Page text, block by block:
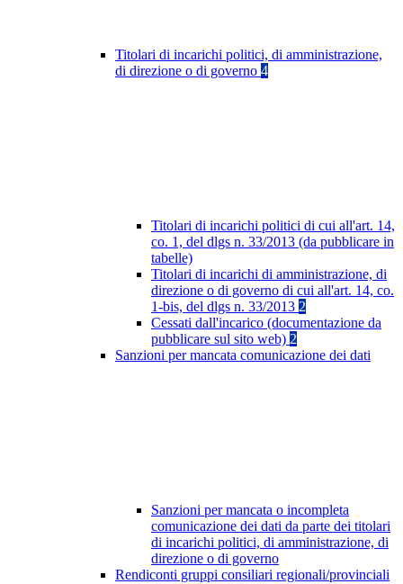
Titolari di incarichi politici, di amministrazione,
di direzione o di governo 4
Titolari di incarichi politici di cui all'art. 14,
co. 1, del dlgs n. 33/2013 (da pubblicare in
tabelle)
Titolari di incarichi di amministrazione, di
direzione o di governo di cui all'art. 14, co.
1-bis, del dlgs n. 33/2013 2
Cessati dall'incarico (documentazione da
pubblicare sul sito web) 2
Sanzioni per mancata comunicazione dei dati
Sanzioni per mancata o incompleta
comunicazione dei dati da parte dei titolari
di incarichi politici, di amministrazione, di
direzione o di governo
Rendiconti gruppi consiliari regionali/provinciali